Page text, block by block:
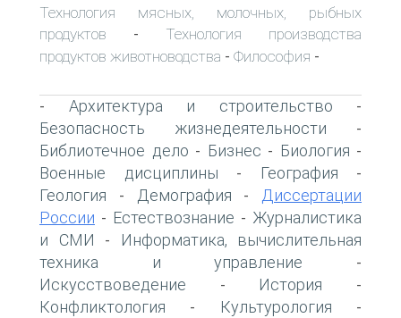
Технология мясных, молочных, рыбных
продуктов - Технология производства
продуктов животноводства - Философия -
- Архитектура и строительство -
Безопасность жизнедеятельности -
Библиотечное дело - Бизнес - Биология -
Военные дисциплины - География -
Геология - Демография -
Диссертации
России - Естествознание - Журналистика
и СМИ -
Информатика, вычислительная
техника и управление -
Искусствоведение - История -
Конфликтология - Культурология -